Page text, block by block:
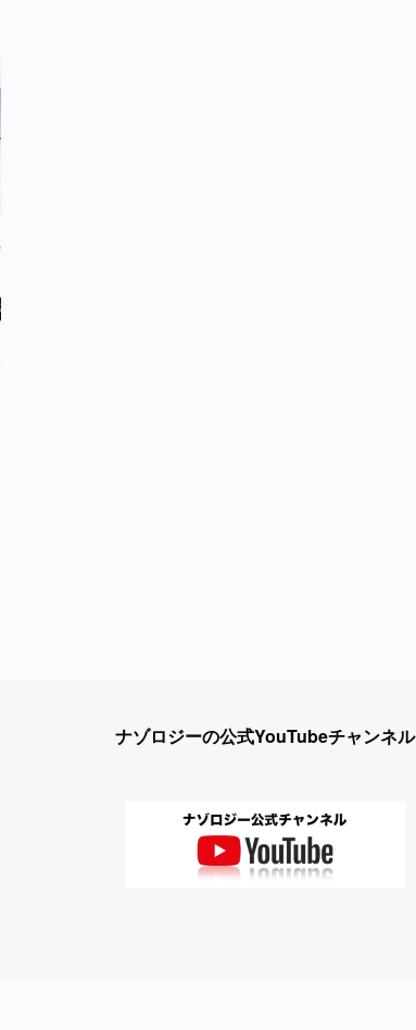
ナゾロジーの公式YouTubeチャンネル